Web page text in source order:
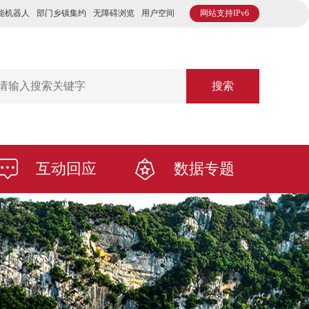
网站支持IPv6
机器人 部门乡镇集约 无障碍浏览 用户空间
搜索
互动回应 数据专题